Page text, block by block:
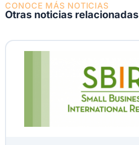
CONOCE MÁS NOTICIAS
Otras noticias relacionadas